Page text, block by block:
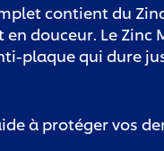
contient du
douceur. Le Zinc
plaque qui dure
à protéger vos